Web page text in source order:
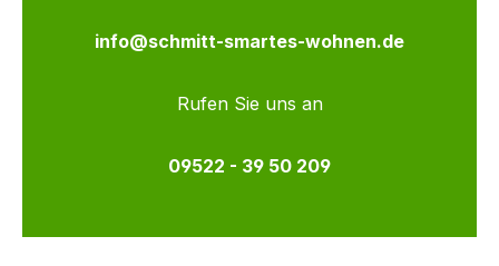
info@schmitt-smartes-wohnen.de
Rufen Sie uns an
09522 - 39 50 209